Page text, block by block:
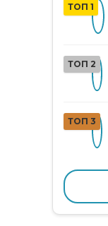
ТОП 1
ТОП 2
ТОП 3